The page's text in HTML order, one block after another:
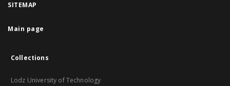
SITEMAP
Main page
Collections
Lodz University of Technology